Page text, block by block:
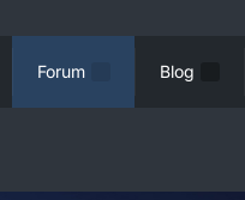
Forum Blog